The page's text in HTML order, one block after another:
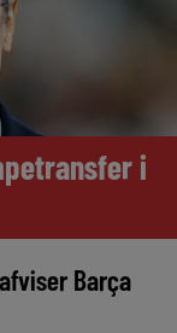
i
Barça